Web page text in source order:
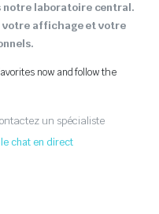
notre laboratoire central.
votre affichage et votre
now and follow the
un spécialiste
chat en direct